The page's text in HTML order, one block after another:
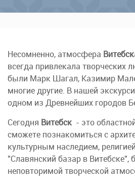
Несомненно, атмосфера
всегда привлекала творческих
были Марк Шагал, Казимир
многие другие. В нашей
одном из Древнейших городов
Сегодня Витебск - это
сможете познакомиться с
культурным наследием,
"Славянский базар в Витебске",
неповторимой творческой